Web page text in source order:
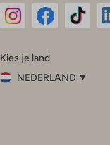
InstagramFacebook
Kies je land
NEDERLAND